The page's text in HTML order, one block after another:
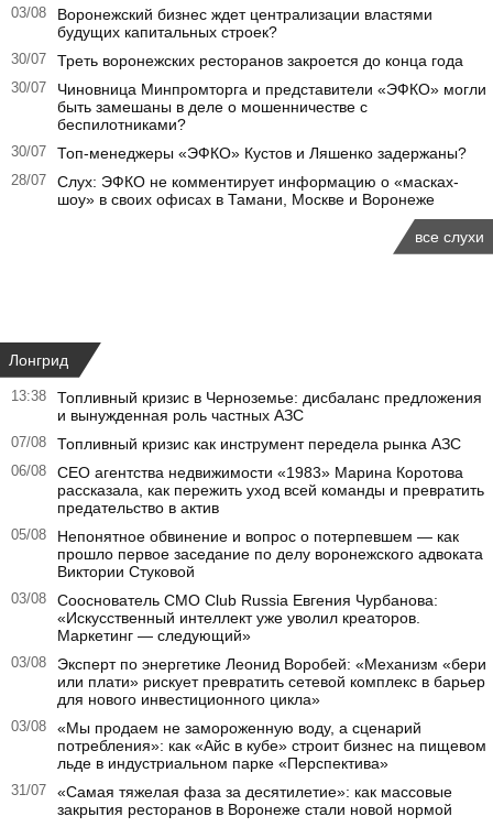
03/08
Воронежский бизнес ждет централизации властями
будущих капитальных строек?
30/07 Треть воронежских ресторанов закроется до конца года
30/07
Чиновница Минпромторга и представители «ЭФКО» могли
быть замешаны в деле о мошенничестве с
беспилотниками?
30/07 Топ-менеджеры «ЭФКО» Кустов и Ляшенко задержаны?
28/07
Слух: ЭФКО не комментирует информацию о «масках-
шоу» в своих офисах в Тамани, Москве и Воронеже
все слухи
Лонгрид
13:38
Топливный кризис в Черноземье: дисбаланс предложения
и вынужденная роль частных АЗС
07/08 Топливный кризис как инструмент передела рынка АЗС
06/08
CEO агентства недвижимости «1983» Марина Коротова
рассказала, как пережить уход всей команды и превратить
предательство в актив
05/08
Непонятное обвинение и вопрос о потерпевшем — как
прошло первое заседание по делу воронежского адвоката
Виктории Стуковой
03/08
Сооснователь CMO Club Russia Евгения Чурбанова:
«Искусственный интеллект уже уволил креаторов.
Маркетинг — следующий»
03/08
Эксперт по энергетике Леонид Воробей: «Механизм «бери
или плати» рискует превратить сетевой комплекс в барьер
для нового инвестиционного цикла»
03/08
«Мы продаем не замороженную воду, а сценарий
потребления»: как «Айс в кубе» строит бизнес на пищевом
льде в индустриальном парке «Перспектива»
31/07
«Самая тяжелая фаза за десятилетие»: как массовые
закрытия ресторанов в Воронеже стали новой нормой